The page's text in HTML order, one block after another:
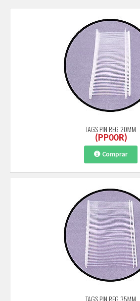
TAGS PIN REG 20MM
(PP00R)
Comprar